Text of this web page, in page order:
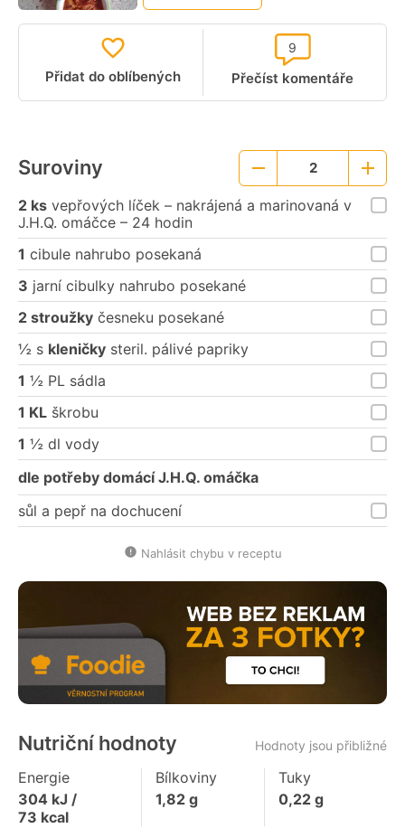
Přidat do oblíbených Přečíst komentáře
9
Suroviny 2
Větší
porce
2 ks vepřových líček – nakrájená a marinovaná v
J.H.Q. omáčce – 24 hodin
1 cibule nahrubo posekaná
3 jarní cibulky nahrubo posekané
2 stroužky česneku posekané
½ s kleničky steril. pálivé papriky
1 ½ PL sádla
1 KL škrobu
1 ½ dl vody
dle potřeby domácí J.H.Q. omáčka
sůl a pepř na dochucení
Nahlásit chybu v receptu
Nutriční hodnoty Hodnoty jsou přibližné
Energie
304 kJ /
73 kcal
Bílkoviny
1,82g
Tuky
0,22g